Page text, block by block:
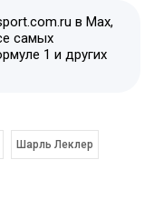
в Max,
самых
1 и других
Шарль Леклер